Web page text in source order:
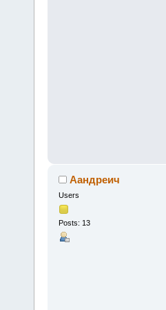
Аандреич
Users
Posts: 13